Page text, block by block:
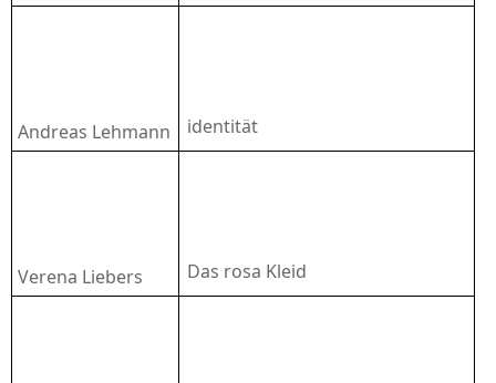
Andreas Lehmann identität
Verena Liebers Das rosa Kleid